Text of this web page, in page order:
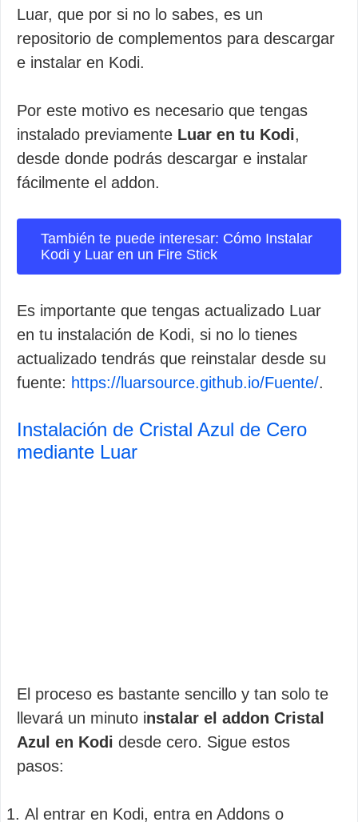
Luar, que por si no lo sabes, es un
repositorio de complementos para descargar
e instalar en Kodi.
Por este motivo es necesario que tengas
instalado previamente Luar en tu Kodi,
desde donde podrás descargar e instalar
fácilmente el addon.
También te puede interesar: Cómo Instalar
Kodi y Luar en un Fire Stick
Es importante que tengas actualizado Luar
en tu instalación de Kodi, si no lo tienes
actualizado tendrás que reinstalar desde su
fuente: https://luarsource.github.io/Fuente/.
Instalación de Cristal Azul de Cero
mediante Luar
El proceso es bastante sencillo y tan solo te
llevará un minuto instalar el addon Cristal
Azul en Kodi desde cero. Sigue estos
pasos:
Al entrar en Kodi, entra en Addons o